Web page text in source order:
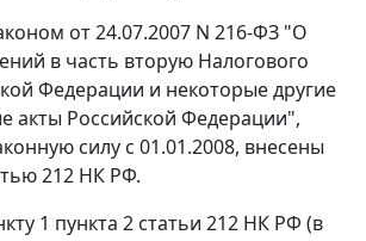
от 24.07.2007 N 216-ФЗ "О
в часть вторую Налогового
Федерации и некоторые другие
акты Российской Федерации",
силу с 01.01.2008, внесены
212 НК РФ.
1 пункта 2 статьи 212 НК РФ (в